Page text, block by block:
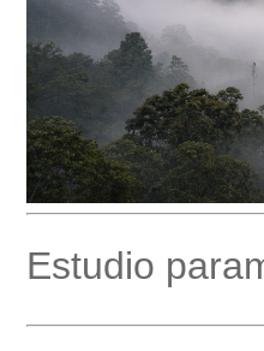
Estudio